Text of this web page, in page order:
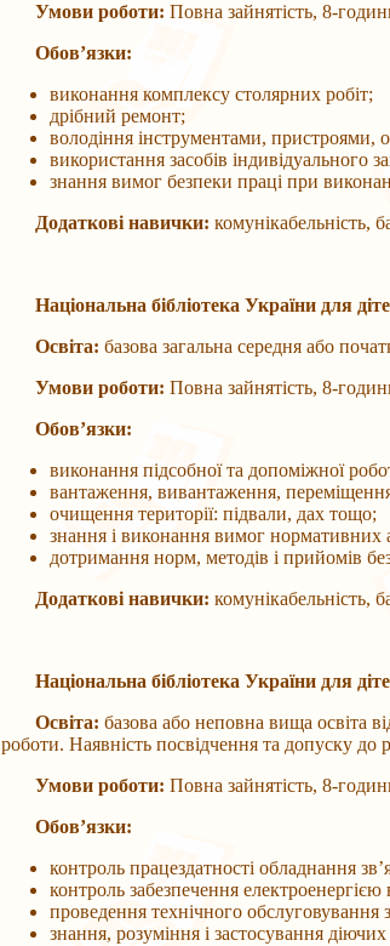
Умови роботи: Повна зайнятість, 8-
Обов’язки:
виконання комплексу столярних робіт;
дрібний ремонт;
володіння інструментами, пристроями,
використання засобів індивідуального
знання вимог безпеки праці при
Додаткові навички: комунікабельність,
Національна бібліотека України для
Освіта: базова загальна середня або
Умови роботи: Повна зайнятість, 8-
Обов’язки:
виконання підсобної та допоміжної
вантаження, вивантаження,
очищення території: підвали, дах тощо;
знання і виконання вимог нормативних
дотримання норм, методів і прийомів
Додаткові навички: комунікабельність,
Національна бібліотека України для
Освіта: базова або неповна вища освіта
роботи. Наявність посвідчення та допуску
Умови роботи: Повна зайнятість, 8-
Обов’язки:
контроль працездатності обладнання
контроль забезпечення електроенергією
проведення технічного обслуговування
знання, розуміння і застосування